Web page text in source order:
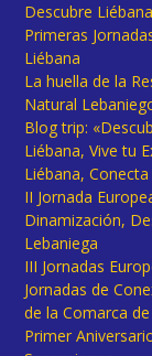
Descubre
Primeras
Liébana
La huella de la
Natural
Blog trip:
Liébana, Vive tu
Liébana,
II Jornada
Dinamización,
Lebaniega
III Jornadas
Jornadas de
de la Comarca
Primer